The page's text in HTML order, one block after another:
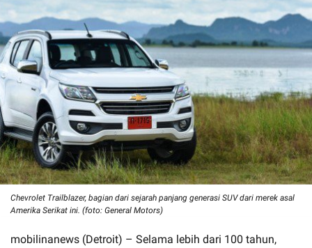
Chevrolet Trailblazer, bagian dari sejarah panjang generasi SUV dari merek asal
Amerika Serikat ini. (foto: General Motors)
mobilinanews (Detroit) – Selama lebih dari 100 tahun,